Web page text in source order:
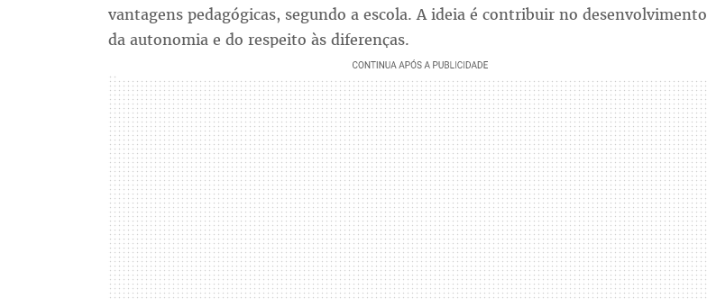
vantagens pedagógicas, segundo a escola. A ideia é contribuir no desenvolvimento
da autonomia e do respeito às diferenças.